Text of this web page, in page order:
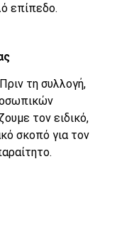
επίπεδο.
τη συλλογή,
τον ειδικό,
σκοπό για τον